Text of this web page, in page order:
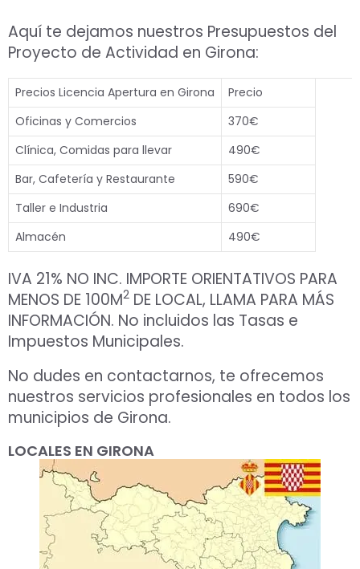
Aquí te dejamos nuestros Presupuestos del
Proyecto de Actividad en Girona:
Precios Licencia Apertura en Girona
Precio
Oficinas y Comercios
370€
Clínica, Comidas para llevar
490€
Bar, Cafetería y Restaurante
590€
Taller e Industria
690€
Almacén
490€
IVA 21% NO INC. IMPORTE ORIENTATIVOS PARA
MENOS DE 100M2 DE LOCAL, LLAMA PARA MÁS
INFORMACIÓN. No incluidos las Tasas e
Impuestos Municipales.
No dudes en contactarnos, te ofrecemos
nuestros servicios profesionales en todos los
municipios de Girona.
LOCALES EN GIRONA